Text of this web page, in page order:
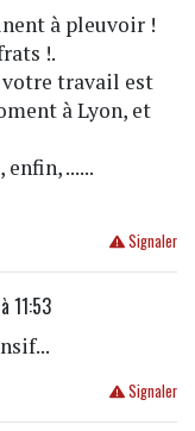
à pleuvoir !
!.
votre travail est
à Lyon, et
......
Signaler
11:53
Signaler